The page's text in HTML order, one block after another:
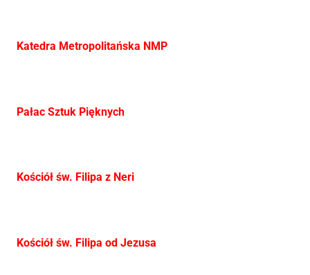
Katedra Metropolitańska NMP
Pałac Sztuk Pięknych
Kościół św. Filipa z Neri
Kościół św. Filipa od Jezusa